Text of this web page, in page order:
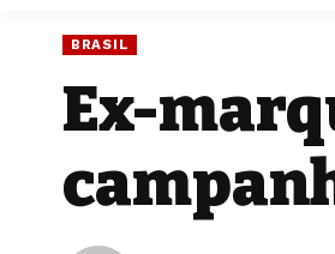
BRASIL
Ex-